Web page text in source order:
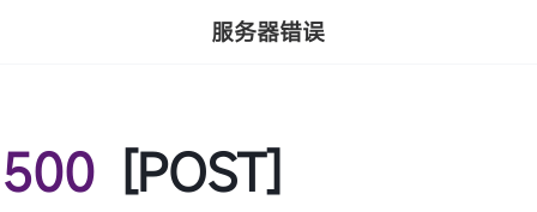
服务器错误
500 [POST]